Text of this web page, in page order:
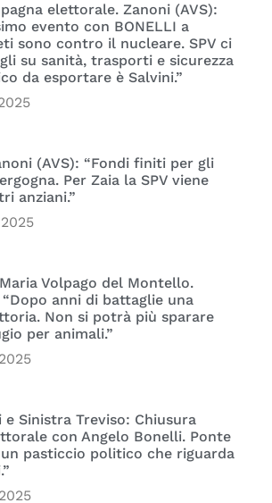
elettorale. Zanoni (AVS):
evento con BONELLI a
sono contro il nucleare. SPV ci
su sanità, trasporti e sicurezza
da esportare è Salvini.”
(AVS): “Fondi finiti per gli
Per Zaia la SPV viene
anziani.”
Volpago del Montello.
“Dopo anni di battaglie una
Non si potrà più sparare
per animali.”
e Sinistra Treviso: Chiusura
con Angelo Bonelli. Ponte
pasticcio politico che riguarda